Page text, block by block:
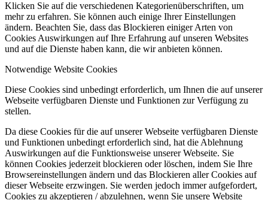
Klicken Sie auf die verschiedenen Kategorienüberschriften, um
mehr zu erfahren. Sie können auch einige Ihrer Einstellungen
ändern. Beachten Sie, dass das Blockieren einiger Arten von
Cookies Auswirkungen auf Ihre Erfahrung auf unseren Websites
und auf die Dienste haben kann, die wir anbieten können.
Notwendige Website Cookies
Diese Cookies sind unbedingt erforderlich, um Ihnen die auf unserer
Webseite verfügbaren Dienste und Funktionen zur Verfügung zu
stellen.
Da diese Cookies für die auf unserer Webseite verfügbaren Dienste
und Funktionen unbedingt erforderlich sind, hat die Ablehnung
Auswirkungen auf die Funktionsweise unserer Webseite. Sie
können Cookies jederzeit blockieren oder löschen, indem Sie Ihre
Browsereinstellungen ändern und das Blockieren aller Cookies auf
dieser Webseite erzwingen. Sie werden jedoch immer aufgefordert,
Cookies zu akzeptieren / abzulehnen, wenn Sie unsere Website